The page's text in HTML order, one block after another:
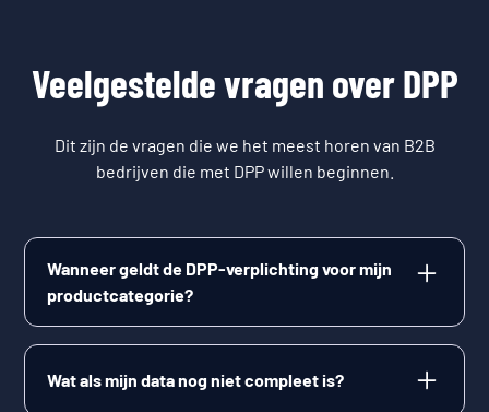
Veelgestelde vragen over DPP
Dit zijn de vragen die we het meest horen van B2B
bedrijven die met DPP willen beginnen.
Wanneer geldt de DPP-verplichting voor mijn
productcategorie?
geldt niet meteen voor elk product. De Europese
Wat als mijn data nog niet compleet is?